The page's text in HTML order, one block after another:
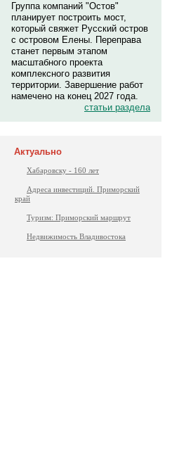
Группа компаний "Остов"
планирует построить мост,
который свяжет Русский остров
с островом Елены. Переправа
станет первым этапом
масштабного проекта
комплексного развития
территории. Завершение работ
намечено на конец 2027 года.
статьи раздела
Актуально
Хабаровску - 160 лет
Адреса инвестиций. Приморский
край
Туризм: Приморский маршрут
Недвижимость Владивостока